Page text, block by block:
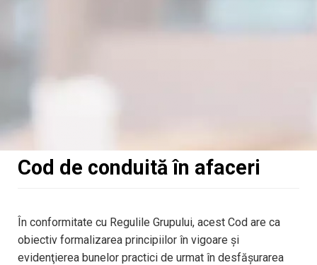
Cod de conduită în afaceri
În conformitate cu Regulile Grupului, acest Cod are ca
obiectiv formalizarea principiilor în vigoare și
evidenţierea bunelor practici de urmat în desfășurarea